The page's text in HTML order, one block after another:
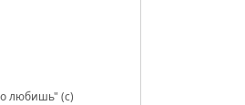
любишь" (с)